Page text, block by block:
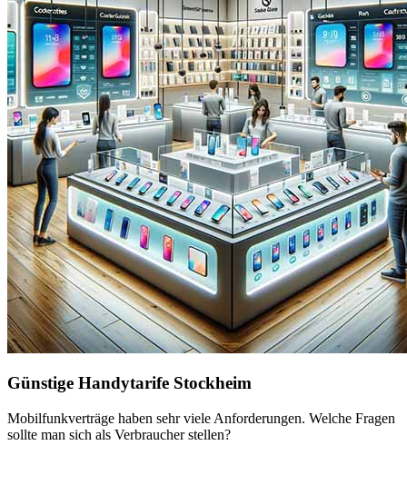
Günstige Handytarife Stockheim
Mobilfunkverträge haben sehr viele Anforderungen. Welche Fragen
sollte man sich als Verbraucher stellen?